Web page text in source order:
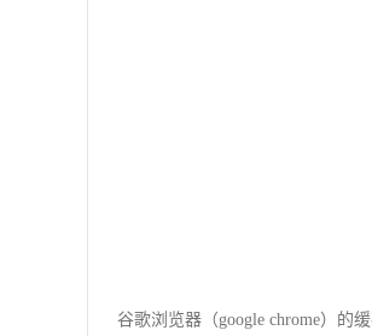
谷歌浏览器（google chrome）的